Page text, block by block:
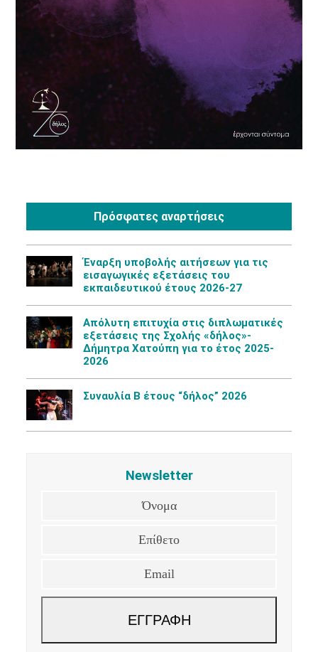
Πρόσφατες αναρτήσεις
Έναρξη υποβολής αιτήσεων για τις
εισαγωγικές εξετάσεις του
εκπαιδευτικού έτους 2026-27
Aπόλυτη επιτυχία στις διπλωματικές
εξετάσεις της Σχολής «δήλος»-
Δήμητρα Χατούπη για το έτος 2025-
2026
Συναυλία Β έτους “δήλος” 2026
Newsletter
ΕΓΓΡΑΦΗ